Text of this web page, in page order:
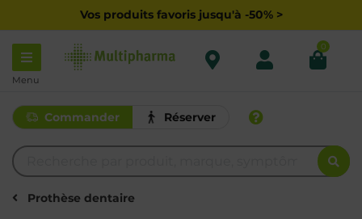
Vos produits favoris jusqu'à -50% >
Menu
0
Commander Réserver
Prothèse dentaire